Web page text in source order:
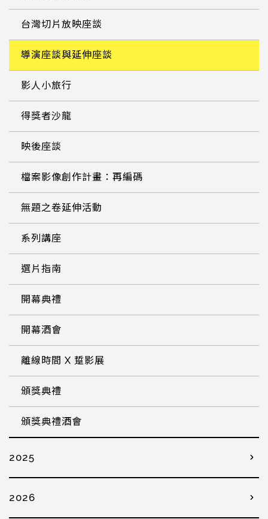
台灣切片放映座談
導演座談與延伸座談
影人小旅行
得獎者沙龍
映後座談
檔案影像創作計畫：再編碼
無題之卷延伸活動
系列講座
選片指南
開幕典禮
開幕酒會
離線時間 X 踅影展
頒獎典禮
頒獎典禮酒會
2025
2026